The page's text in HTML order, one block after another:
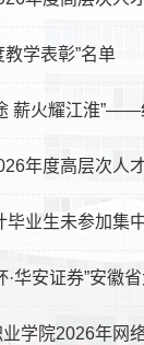
学表彰”名单
薪火耀江淮
年度高层次人
毕业生未参加集
·华安证券”安徽
学院2026年网